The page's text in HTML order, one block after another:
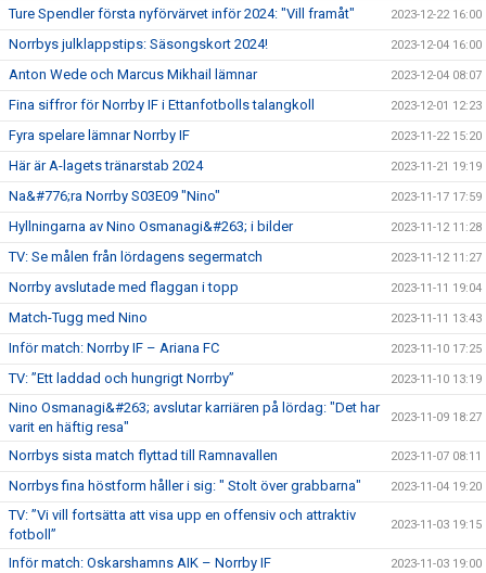
Ture Spendler första nyförvärvet inför 2024: "Vill framåt" 2023-12-22 16:00
Norrbys julklappstips: Säsongskort 2024! 2023-12-04 16:00
Anton Wede och Marcus Mikhail lämnar 2023-12-04 08:07
Fina siffror för Norrby IF i Ettanfotbolls talangkoll 2023-12-01 12:23
Fyra spelare lämnar Norrby IF 2023-11-22 15:20
Här är A-lagets tränarstab 2024 2023-11-21 19:19
Na&#776;ra Norrby S03E09 "Nino" 2023-11-17 17:59
Hyllningarna av Nino Osmanagi&#263; i bilder 2023-11-12 11:28
TV: Se målen från lördagens segermatch 2023-11-12 11:27
Norrby avslutade med flaggan i topp 2023-11-11 19:04
Match-Tugg med Nino 2023-11-11 13:43
Inför match: Norrby IF – Ariana FC 2023-11-10 17:25
TV: ”Ett laddad och hungrigt Norrby” 2023-11-10 13:19
Nino Osmanagi&#263; avslutar karriären på lördag: "Det har
varit en häftig resa"
2023-11-09 18:27
Norrbys sista match flyttad till Ramnavallen 2023-11-07 08:11
Norrbys fina höstform håller i sig: " Stolt över grabbarna" 2023-11-04 19:20
TV: ”Vi vill fortsätta att visa upp en offensiv och attraktiv
fotboll”
2023-11-03 19:15
Inför match: Oskarshamns AIK – Norrby IF 2023-11-03 19:00